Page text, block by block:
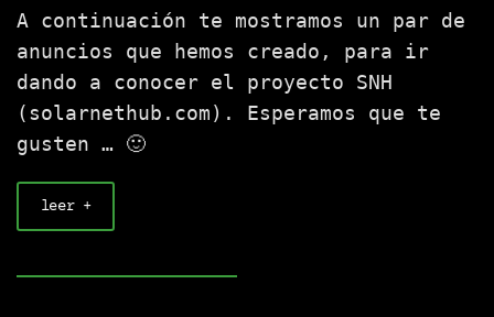
A continuación te mostramos un par de
anuncios que hemos creado, para ir
dando a conocer el proyecto SNH
(solarnethub.com). Esperamos que te
gusten … 🙂
leer +